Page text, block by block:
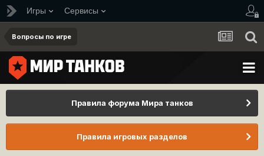
Игры Сервисы
Вопросы по игре
Правила форума Мира танков
Правила игровых разделов